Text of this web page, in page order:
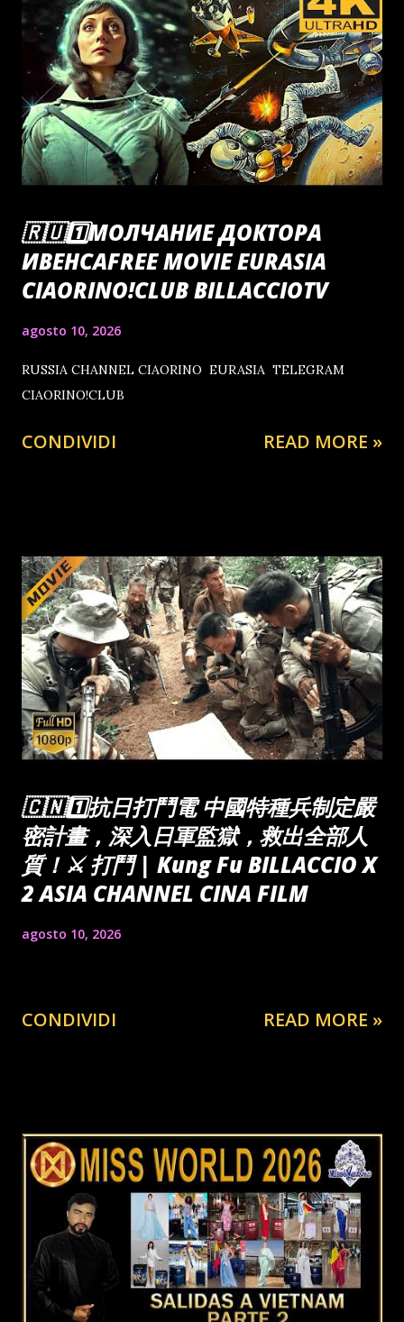
🇷🇺1️⃣МОЛЧАНИЕ ДОКТОРА
ИВЕНСАFREE MOVIE EURASIA
CIAORINO!CLUB BILLACCIOTV
agosto 10, 2026
RUSSIA CHANNEL CIAORINO EURASIA TELEGRAM
CIAORINO!CLUB
CONDIVIDI READ MORE »
🇨🇳1️⃣抗日打鬥電 中國特種兵制定嚴
密計畫，深入日軍監獄，救出全部人
質！⚔️ 打鬥 | Kung Fu BILLACCIO X
2 ASIA CHANNEL CINA FILM
agosto 10, 2026
CONDIVIDI READ MORE »